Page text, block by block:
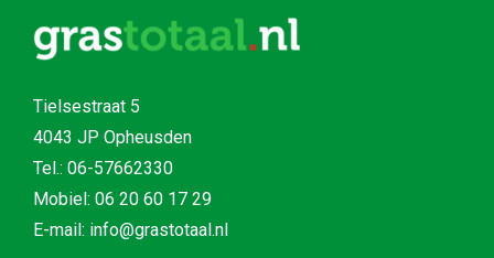
Tielsestraat 5
4043 JP Opheusden
Tel.: 06-57662330
Mobiel: 06 20 60 17 29
E-mail: info@grastotaal.nl